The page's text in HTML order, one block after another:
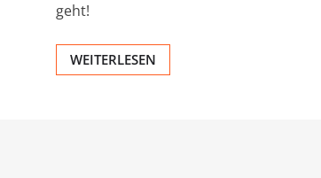
geht!
WEITERLESEN